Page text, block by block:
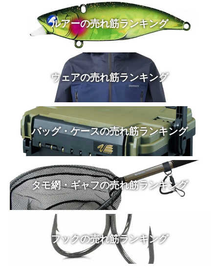
ルアーの売れ筋ランキング
ウェアの売れ筋ランキング
バッグ・ケースの売れ筋ランキング
タモ網・ギャフの売れ筋ランキング
フックの売れ筋ランキング